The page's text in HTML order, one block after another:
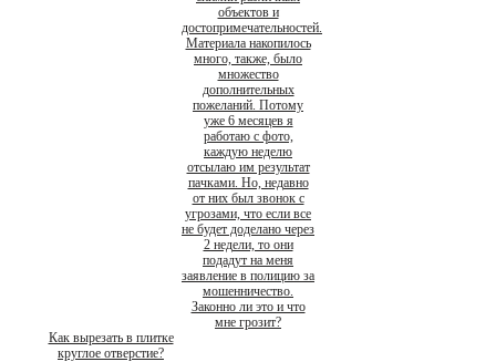
объектов и
достопримечательностей.
Материала накопилось
много, также, было
множество
дополнительных
пожеланий. Потому
уже 6 месяцев я
работаю с фото,
каждую неделю
отсылаю им результат
пачками. Но, недавно
от них был звонок с
угрозами, что если все
не будет доделано через
2 недели, то они
подадут на меня
заявление в полицию за
мошенничество.
Законно ли это и что
мне грозит?
Как вырезать в плитке
круглое отверстие?